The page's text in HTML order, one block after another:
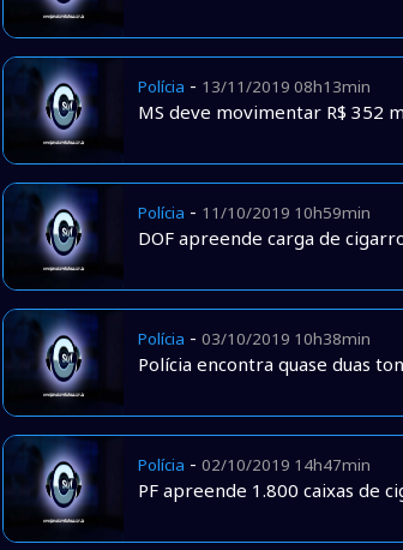
Polícia - 13/11/2019 08h13min
MS deve movimentar R$ 352
Polícia - 11/10/2019 10h59min
DOF apreende carga de
Polícia - 03/10/2019 10h38min
Polícia encontra quase duas
Polícia - 02/10/2019 14h47min
PF apreende 1.800 caixas de